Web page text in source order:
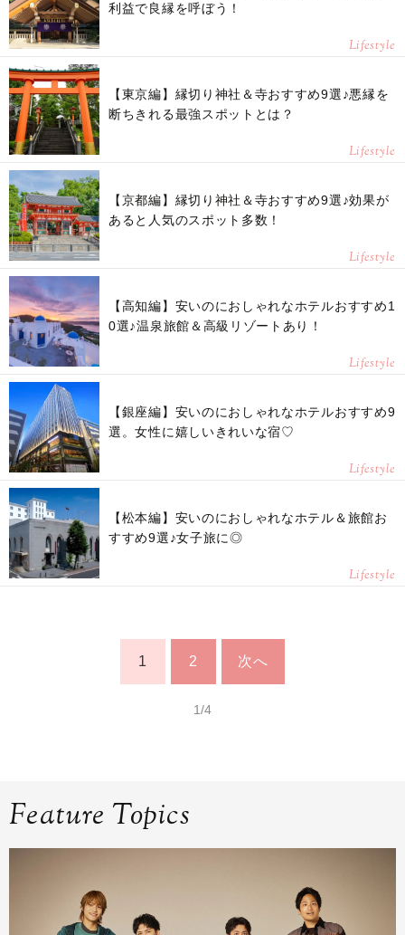
利益で良縁を呼ぼう！
Lifestyle
【東京編】縁切り神社＆寺おすすめ9選♪悪縁を
断ちきれる最強スポットとは？
Lifestyle
【京都編】縁切り神社＆寺おすすめ9選♪効果が
あると人気のスポット多数！
Lifestyle
【高知編】安いのにおしゃれなホテルおすすめ1
0選♪温泉旅館＆高級リゾートあり！
Lifestyle
【銀座編】安いのにおしゃれなホテルおすすめ9
選。女性に嬉しいきれいな宿♡
Lifestyle
【松本編】安いのにおしゃれなホテル＆旅館お
すすめ9選♪女子旅に◎
Lifestyle
1 2 次へ
1/4
Feature Topics